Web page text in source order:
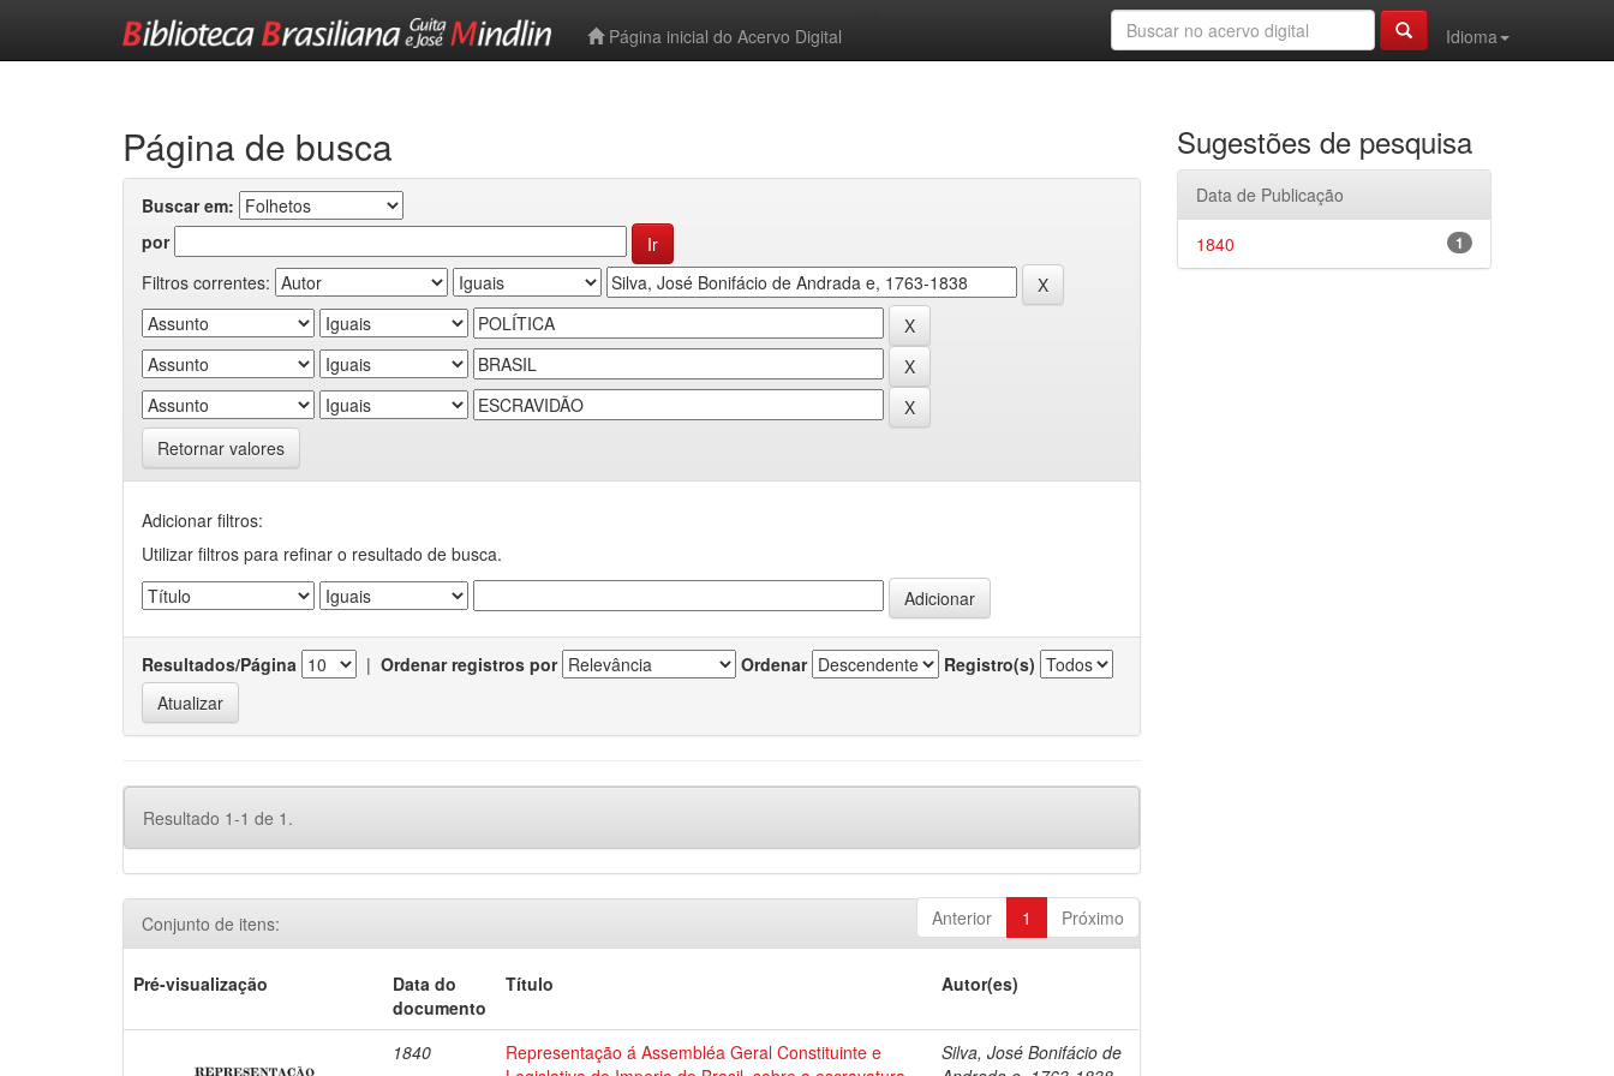
Página inicial do Acervo Digital
Idioma
Página de busca
Buscar em:
por
Filtros correntes:
Retornar valores
Adicionar filtros:
Utilizar filtros para refinar o resultado de busca.
Resultados/Página | Ordenar registros por Ordenar Registro(s)
Resultado 1-1 de 1.
Anterior 1 Próximo
Conjunto de itens:
Pré-visualização
Data do
documento
Título Autor(es)
1840
Representação á Assembléa Geral Constituinte e
Silva, José Bonifácio de
Sugestões de pesquisa
Data de Publicação
1
1840